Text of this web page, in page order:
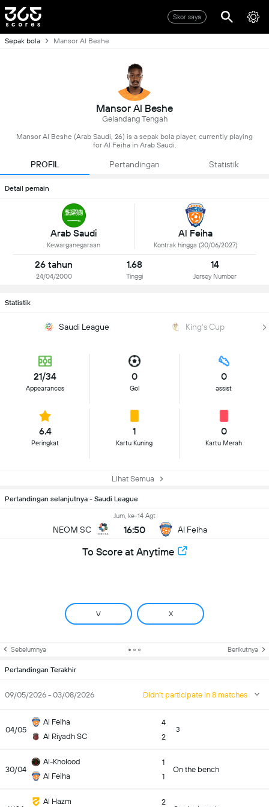
Skor saya
Sepak bola Mansor Al Beshe
Mansor Al Beshe
Gelandang Tengah
Mansor Al Beshe (Arab Saudi, 26) is a sepak bola player, currently playing
for Al Feiha in Arab Saudi.
PROFIL Pertandingan Statistik
Detail pemain
Arab Saudi
Kewarganegaraan
Al Feiha
Kontrak hingga (30/06/2027)
26 tahun
24/04/2000
1.68
Tinggi
14
Jersey Number
Statistik
Saudi League King's Cup
21/34
Appearances
0
Gol
0
assist
6.4
Peringkat
1
Kartu Kuning
0
Kartu Merah
Lihat Semua
Pertandingan selanjutnya - Saudi League
NEOM SC
Jum, ke-14 Agt
16:50 Al Feiha
To Score at Anytime
V X
Sebelumnya Berikutnya
Pertandingan Terakhir
09/05/2026 - 03/08/2026 Didn't participate in 8 matches
04/05
Al Feiha
Al Riyadh SC
4
2
3
30/04
Al-Kholood
Al Feiha
1
1
On the bench
Al Hazm
2